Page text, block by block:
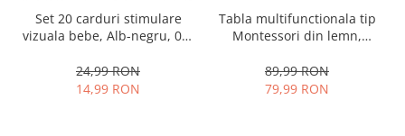
Set 20 carduri stimulare
vizuala bebe, Alb-negru, 0-3
24,99 RON
14,99 RON
Tabla multifunctionala tip
Montessori din lemn,
multicolore pt cantitate,
numere si operatiuni
89,99 RON
79,99 RON